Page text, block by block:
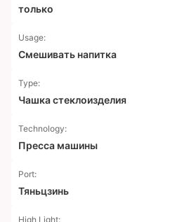
только
Usage:
Смешивать напитка
Type:
Чашка стеклоизделия
Technology:
Пресса машины
Port:
Тяньцзинь
High Light: